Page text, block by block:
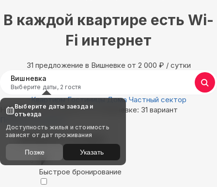
В каждой квартире есть Wi-
Fi интернет
31 предложение в Вишневке oт 2 000 ₽ / сутки
Вишневка
Выберите даты, 2 гостя
Квартиры Гостиницы Дома Частный сектор
Найдём, где остановиться в Вишневке: 31 вариант
Показать на карте
Выбирайте лучшее
Быстрое бронирование
Выберите даты заезда и
отъезда
Доступность жилья и стоимость
зависят от дат проживания
Позже Указать